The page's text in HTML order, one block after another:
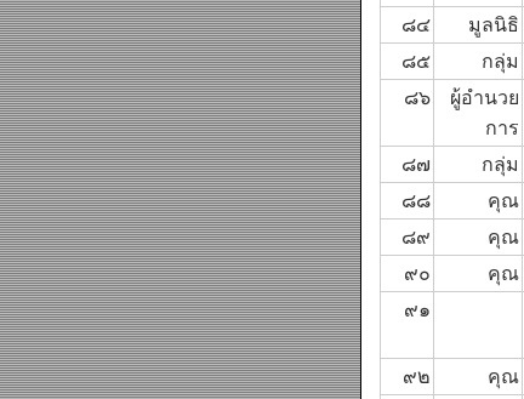
๘๔ มูลนิธิ
๘๕
กลุ่ม
๘๖
ผู้อำนวย
การ
๘๗ กลุ่ม
๘๘
คุณ
๘๙
คุณ
๙๐
คุณ
๙๑
๙๒ คุณ